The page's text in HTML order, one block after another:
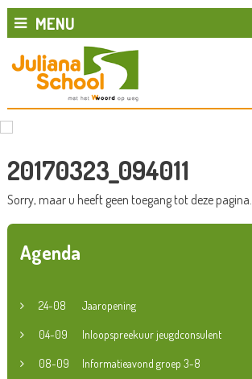
MENU
20170323_094011
Sorry, maar u heeft geen toegang tot deze pagina.
Agenda
24-08 Jaaropening
04-09 Inloopspreekuur jeugdconsulent
08-09 Informatieavond groep 3-8